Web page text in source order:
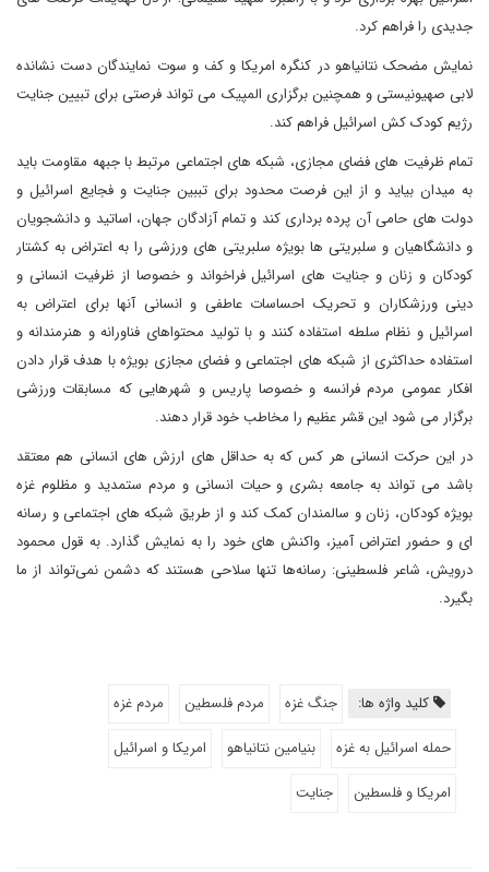
جدیدی را فراهم کرد.
نمایش مضحک نتانیاهو در کنگره امریکا و کف و سوت نمایندگان دست نشانده
لابی صهیونیستی و همچنین برگزاری المپیک می تواند فرصتی برای تبیین جنایت
رژیم کودک کش اسرائیل فراهم کند.
تمام ظرفیت های فضای مجازی، شبکه های اجتماعی مرتبط با جبهه مقاومت باید
به میدان بیاید و از این فرصت محدود برای تببین جنایت و فجایع اسرائیل و
دولت های حامی آن پرده برداری کند و تمام آزادگان جهان، اساتید و دانشجویان
و دانشگاهیان و سلبریتی ها بویژه سلبریتی های ورزشی را به اعتراض به کشتار
کودکان و زنان و جنایت های اسرائیل فراخواند و خصوصا از ظرفیت انسانی و
دینی ورزشکاران و تحریک احساسات عاطفی و انسانی آنها برای اعتراض به
اسرائیل و نظام سلطه استفاده کنند و با تولید محتواهای فناورانه و هنرمندانه و
استفاده حداکثری از شبکه های اجتماعی و فضای مجازی بویژه با هدف قرار دادن
افکار عمومی مردم فرانسه و خصوصا پاریس و شهرهایی که مسابقات ورزشی
برگزار می شود این قشر عظیم را مخاطب خود قرار دهند.
در این حرکت انسانی هر کس که به حداقل های ارزش های انسانی هم معتقد
باشد می تواند به جامعه بشری و حیات انسانی و مردم ستمدید و مظلوم غزه
بویژه کودکان، زنان و سالمندان کمک کند و از طریق شبکه های اجتماعی و رسانه
ای و حضور اعتراض آمیز، واکنش های خود را به نمایش گذارد. به قول محمود
درویش، شاعر فلسطینی: رسانه‌ها تنها سلاحی هستند که دشمن نمی‌تواند از ما
بگیرد.
کلید واژه ها: جنگ غزه مردم فلسطین
مردم غزه
حمله اسرائیل به غزه
بنیامین نتانیاهو
امریکا و اسرائیل
امریکا و فلسطین
جنایت